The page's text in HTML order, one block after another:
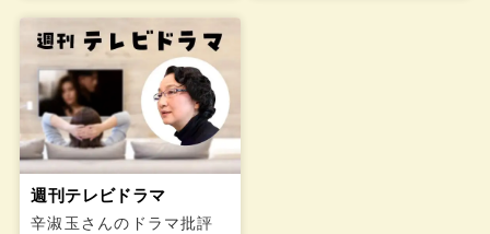
週刊テレビドラマ
辛淑玉さんのドラマ批評